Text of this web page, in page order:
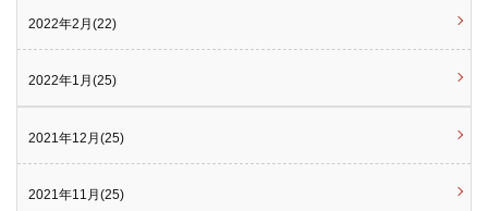
2022年2月(22)
2022年1月(25)
2021年12月(25)
2021年11月(25)